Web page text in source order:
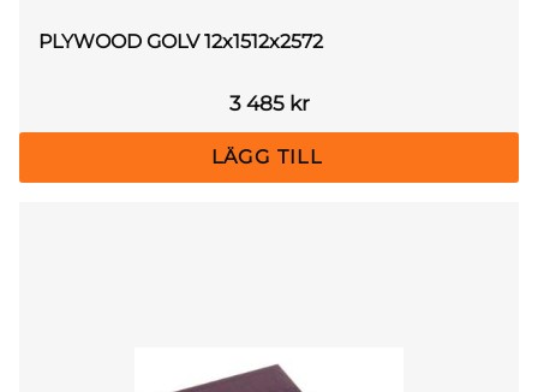
PLYWOOD GOLV 12x1512x2572
3 485kr